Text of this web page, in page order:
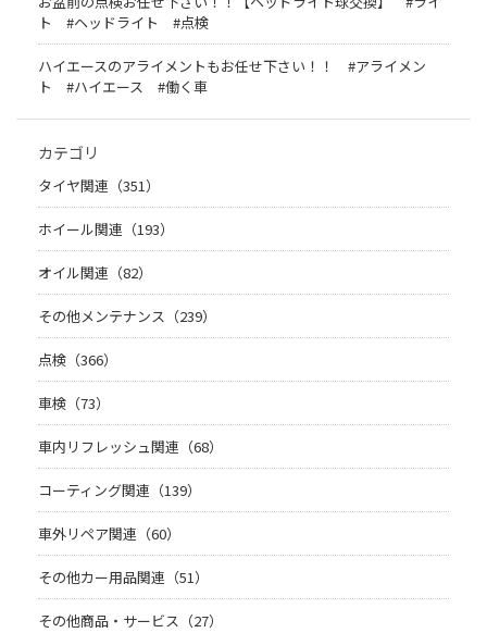
ト #ヘッドライト #点検
ハイエースのアライメントもお任せ下さい！！ #アライメン
ト #ハイエース #働く車
カテゴリ
タイヤ関連（351）
ホイール関連（193）
オイル関連（82）
その他メンテナンス（239）
点検（366）
車検（73）
車内リフレッシュ関連（68）
コーティング関連（139）
車外リペア関連（60）
その他カー用品関連（51）
その他商品・サービス（27）